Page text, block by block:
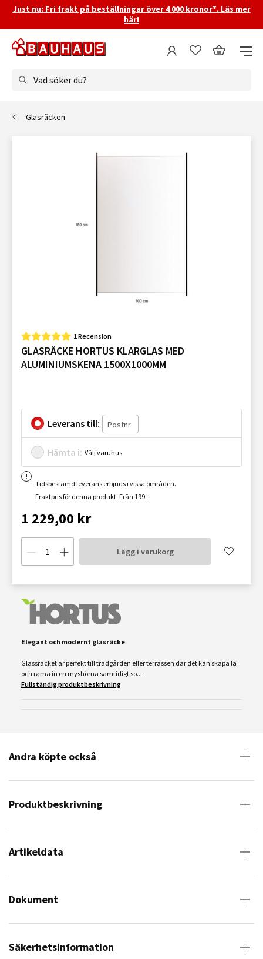
Just nu: Fri frakt på beställningar över 4 000 kronor*. Läs mer
här!
Vad söker du?
Glasräcken
1 Recension
GLASRÄCKE HORTUS KLARGLAS MED
ALUMINIUMSKENA 1500X1000MM
Leverans till:
Hämta i: Välj varuhus
Tidsbestämd leverans erbjuds i vissa områden.
Fraktpris för denna produkt: Från 199:-
1 229,00 kr
Lägg i varukorg
Elegant och modernt glasräcke
Glassräcket är perfekt till trädgården eller terrassen där det kan skapa lä
och rama in en myshörna samtidigt so...
Fullständig produktbeskrivning
Andra köpte också
Produktbeskrivning
Artikeldata
Dokument
Säkerhetsinformation